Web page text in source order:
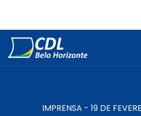
IMPRENSA - 19 DE